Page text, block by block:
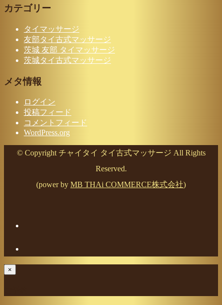
カテゴリー
タイマッサージ
友部タイ古式マッサージ
茨城 友部 タイマッサージ
茨城タイ古式マッサージ
メタ情報
ログイン
投稿フィード
コメントフィード
WordPress.org
© Copyright チャイタイ タイ古式マッサージ All Rights
Reserved.
(power by MB THAi COMMERCE株式会社)
×